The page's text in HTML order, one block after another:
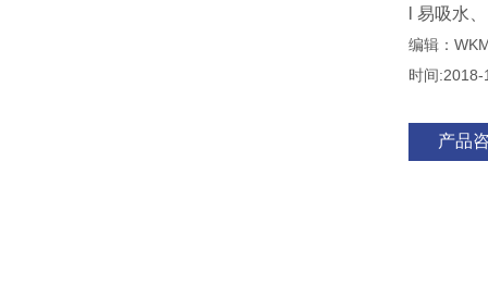
l 易吸水
编辑：
时间:2018-
产品